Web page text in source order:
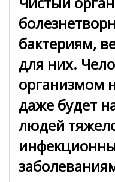
бактериям,
для них.
организмом
даже будет
людей